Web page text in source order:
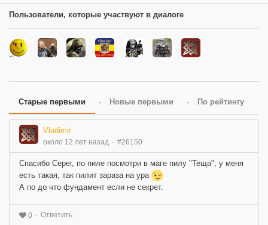
Пользователи, которые участвуют в диалоге
Старые первыми Новые первыми По рейтингу
Vladimir
около 12 лет назад #26150
Спасибо Серег, по пиле посмотри в маге пилу "Теща", у меня
есть такая, так пилит зараза на ура
А по до что фундамент если не секрет.
0 Ответить